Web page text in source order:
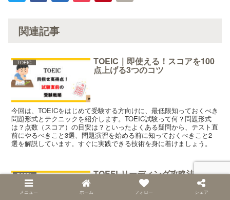
関連記事
TOEIC TOEIC｜即使える！スコアを100
点上げる3つのコツ
今回は、TOEICをはじめて受験する方向けに、最低限知っておくべき
問題形式とテクニックを紹介します。TOEIC試験って何？問題形式
は？点数（スコア）の目安は？といったよくある疑問から、テスト直
前にやるべきこと3選、問題演習を始める前に知っておくべきこと2
選を解説しています。すぐに実践できる技術を身に着けましょう。
TOEFL TOEFLリーディング攻略法
メニュー ホーム フォロー シェア